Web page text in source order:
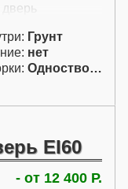
в которой
коляски, зимняя
довольно
которые
двери в
фото на этой
мощный
Грунт
нет
Одностворчатая (А)
EI60
- от 12 400 Р.